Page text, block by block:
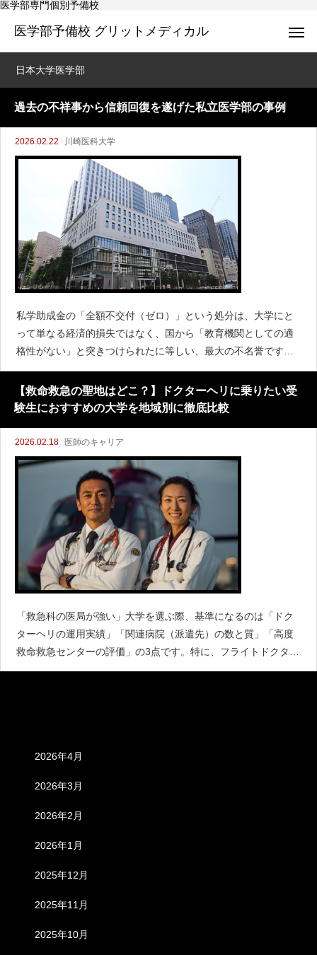
医学部専門個別予備校
医学部予備校 グリットメディカル
日本大学医学部
過去の不祥事から信頼回復を遂げた私立医学部の事例
2026.02.22 川崎医科大学
私学助成金の「全額不交付（ゼロ）」という処分は、大学にと
って単なる経済的損失ではなく、国から「教育機関としての適
格性がない」と突きつけられたに等しい、最大の不名誉です。
しかし、過去にはこのどん底から這い上がり、信頼を取り戻し
た大学も存在します。彼らがどのようにして「ブランドの再定
義」を行い
【救命救急の聖地はどこ？】ドクターヘリに乗りたい受
験生におすすめの大学を地域別に徹底比較
2026.02.18 医師のキャリア
「救急科の医局が強い」大学を選ぶ際、基準になるのは「ドク
ターヘリの運用実績」「関連病院（派遣先）の数と質」「高度
救命救急センターの評価」の3点です。特に、フライトドクター
を目指す上で「関連病院の多さ」は重要です。医局が強けれ
2026年4月
2026年3月
2026年2月
2026年1月
2025年12月
2025年11月
2025年10月